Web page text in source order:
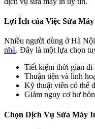
Lợi Ích của Việc Sửa
Nhiều người dùng ở Hà
nhà. Đây là một lựa chọn
Tiết kiệm thời gian di
Thuận tiện và linh
Kỹ thuật viên có thể
Giảm nguy cơ hư
Chọn Dịch Vụ Sửa Máy